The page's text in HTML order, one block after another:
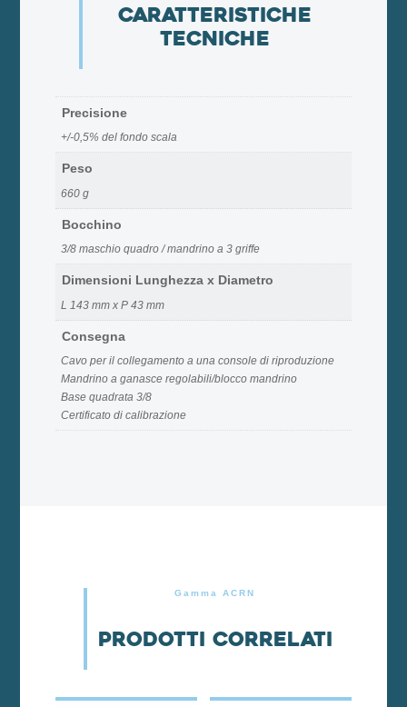
Caratteristiche
tecniche
Precisione
+/-0,5% del fondo scala
Peso
660 g
Bocchino
3/8 maschio quadro / mandrino a 3 griffe
Dimensioni Lunghezza x Diametro
L 143 mm x P 43 mm
Consegna
Cavo per il collegamento a una console di riproduzione
Mandrino a ganasce regolabili/blocco mandrino
Base quadrata 3/8
Certificato di calibrazione
Gamma ACRN
Prodotti correlati